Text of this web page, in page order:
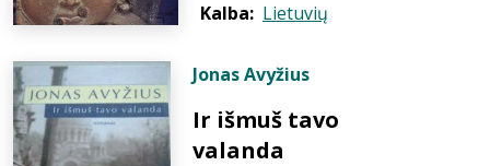
Kalba: Lietuvių
Jonas Avyžius
Ir išmuš tavo
valanda